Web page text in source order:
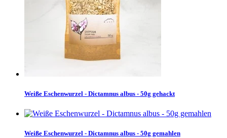
Weiße Eschenwurzel - Dictamnus albus - 50g gehackt
Weiße Eschenwurzel - Dictamnus albus - 50g gemahlen